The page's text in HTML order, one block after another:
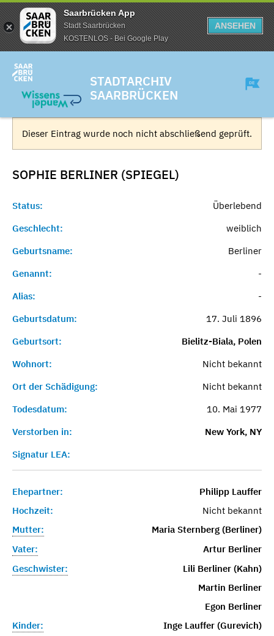
Saarbrücken App
Stadt Saarbrücken
KOSTENLOS - Bei Google Play
ANSEHEN
STADTARCHIV
SAARBRÜCKEN
Dieser Eintrag wurde noch nicht abschließend geprüft.
SOPHIE BERLINER (SPIEGEL)
Status:
Überlebend
Geschlecht:
weiblich
Geburtsname:
Berliner
Genannt:
-
Alias:
-
Geburtsdatum:
17. Juli 1896
Geburtsort:
Bielitz-Biala, Polen
Wohnort:
Nicht bekannt
Ort der Schädigung:
Nicht bekannt
Todesdatum:
10. Mai 1977
Verstorben in:
New York, NY
Signatur LEA:
Ehepartner:
Philipp Lauffer
Hochzeit:
Nicht bekannt
Mutter:
Maria Sternberg (Berliner)
Vater:
Artur Berliner
Geschwister:
Lili Berliner (Kahn)
Martin Berliner
Egon Berliner
Kinder:
Inge Lauffer (Gurevich)